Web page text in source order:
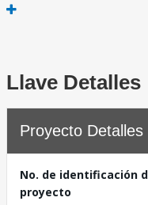
Llave Detalles
Proyecto Detalles
No. de identificación
proyecto